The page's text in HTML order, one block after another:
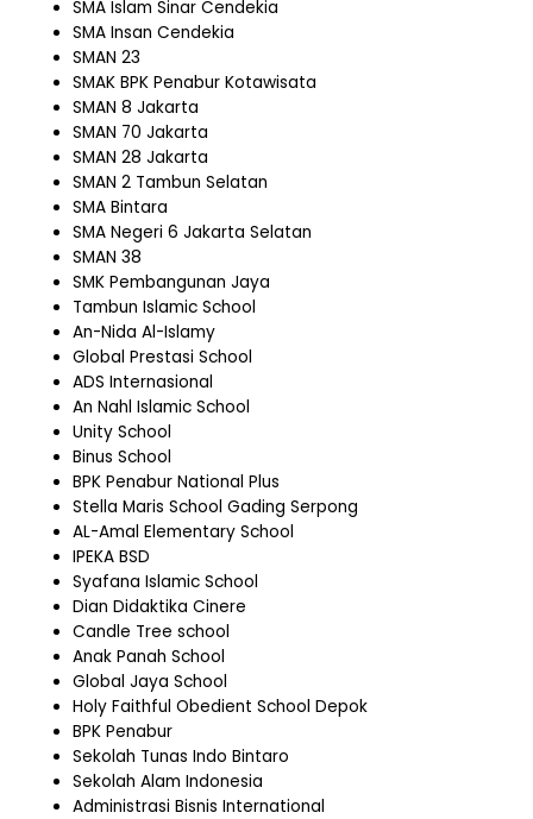
SMA Islam Sinar Cendekia
SMA Insan Cendekia
SMAN 23
SMAK BPK Penabur Kotawisata
SMAN 8 Jakarta
SMAN 70 Jakarta
SMAN 28 Jakarta
SMAN 2 Tambun Selatan
SMA Bintara
SMA Negeri 6 Jakarta Selatan
SMAN 38
SMK Pembangunan Jaya
Tambun Islamic School
An-Nida Al-Islamy
Global Prestasi School
ADS Internasional
An Nahl Islamic School
Unity School
Binus School
BPK Penabur National Plus
Stella Maris School Gading Serpong
AL-Amal Elementary School
IPEKA BSD
Syafana Islamic School
Dian Didaktika Cinere
Candle Tree school
Anak Panah School
Global Jaya School
Holy Faithful Obedient School Depok
BPK Penabur
Sekolah Tunas Indo Bintaro
Sekolah Alam Indonesia
Administrasi Bisnis International